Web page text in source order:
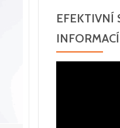
přehlednější,EFEKTIVNÍ